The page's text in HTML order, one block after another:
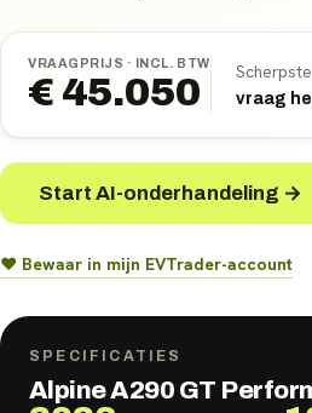
VRAAGPRIJS · INCL. BTW
€ 45.050 vraag
Start AI-onderhandeling →
♥ Bewaar in mijn EVTrader-account
SPECIFICATIES
Alpine A290 GT